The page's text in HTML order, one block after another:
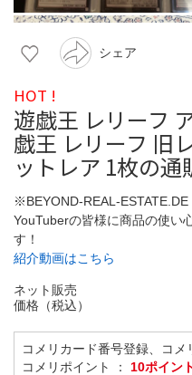
シェア
HOT !
遊戯王 レリーフ
戯王 レリーフ 旧
ットレア 1枚の通
※BEYOND-REAL-
YouTuberの皆様に商品の使い
す！
紹介動画はこちら
ネット販売
価格（税込）
コメリカード番号登録、コ
コメリポイント ： 10ポイン